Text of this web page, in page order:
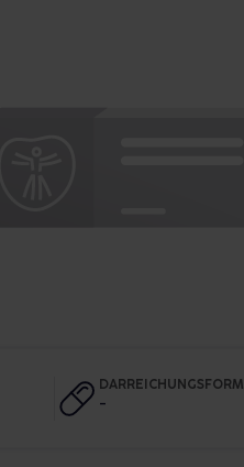
DARREICHUNGSFORM
-